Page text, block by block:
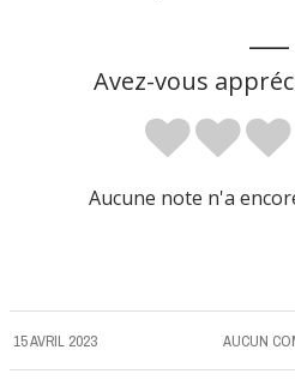
Avez-vous
Aucune note n'a
15 AVRIL 2023 AUCUN